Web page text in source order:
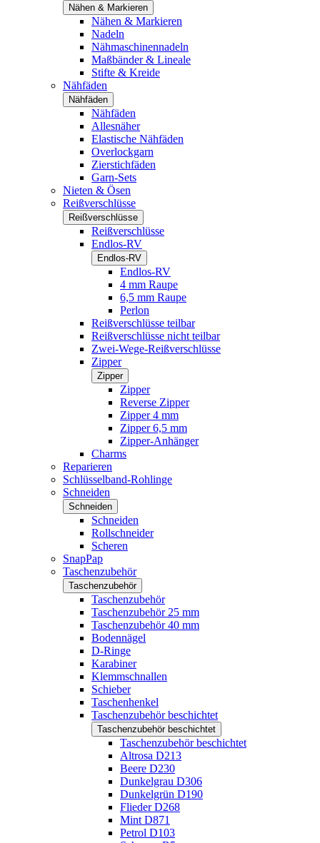
Nähen & Markieren
Nähen & Markieren
Nadeln
Nähmaschinennadeln
Maßbänder & Lineale
Stifte & Kreide
Nähfäden
Nähfäden
Nähfäden
Allesnäher
Elastische Nähfäden
Overlockgarn
Zierstichfäden
Garn-Sets
Nieten & Ösen
Reißverschlüsse
Reißverschlüsse
Reißverschlüsse
Endlos-RV
Endlos-RV
Endlos-RV
4 mm Raupe
6,5 mm Raupe
Perlon
Reißverschlüsse teilbar
Reißverschlüsse nicht teilbar
Zwei-Wege-Reißverschlüsse
Zipper
Zipper
Zipper
Reverse Zipper
Zipper 4 mm
Zipper 6,5 mm
Zipper-Anhänger
Charms
Reparieren
Schlüsselband-Rohlinge
Schneiden
Schneiden
Schneiden
Rollschneider
Scheren
SnapPap
Taschenzubehör
Taschenzubehör
Taschenzubehör
Taschenzubehör 25 mm
Taschenzubehör 40 mm
Bodennägel
D-Ringe
Karabiner
Klemmschnallen
Schieber
Taschenhenkel
Taschenzubehör beschichtet
Taschenzubehör beschichtet
Taschenzubehör beschichtet
Altrosa D213
Beere D230
Dunkelgrau D306
Dunkelgrün D190
Flieder D268
Mint D871
Petrol D103